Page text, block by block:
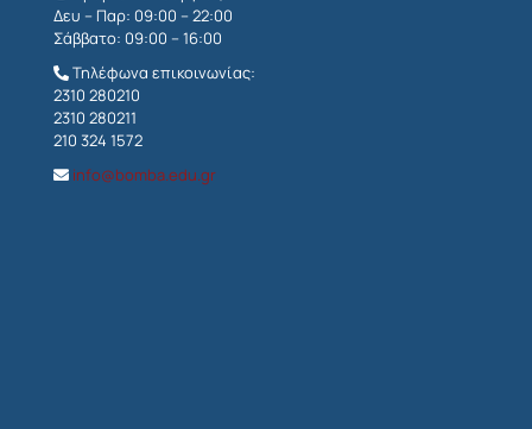
Δευ – Παρ: 09:00 – 22:00
Σάββατο: 09:00 – 16:00
Τηλέφωνα επικοινωνίας:
2310 280210
2310 280211
210 324 1572
info@bomba.edu.gr